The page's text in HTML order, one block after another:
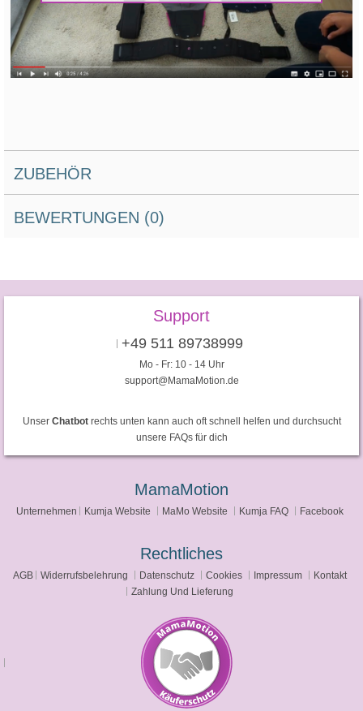
ZUBEHÖR
BEWERTUNGEN (0)
Support
+49 511 89738999
Mo - Fr: 10 - 14 Uhr
support@MamaMotion.de
Unser Chatbotrechts unten kann auch oft schnell helfen und durchsucht
unsere FAQs für dich
MamaMotion
Unternehmen Kumja Website MaMo Website Kumja FAQ Facebook
Rechtliches
AGB Widerrufsbelehrung Datenschutz Cookies Impressum
Kontakt
Zahlung Und Lieferung